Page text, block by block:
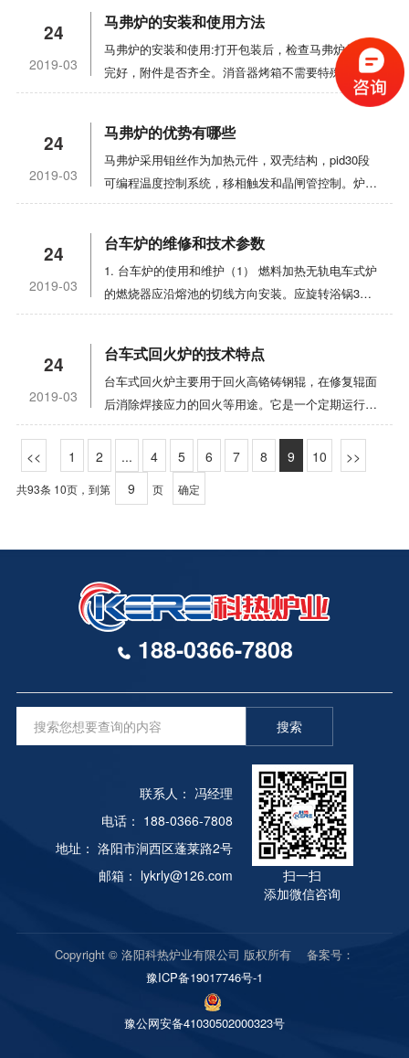
空气氛炉炉门。注意充大气进去前,应关闭真空计开
关,防止真空计老化。当温度高于400℃时，不得急
剧冷却。对于真空加热元件在温度高、真空度不好以
及冷热变化大情况下，容易引起氧化。对于钼加热
炉，正常使用维护中注意应冷却到200℃以下方可停
送保护氮气。80℃以下才能打开炉门。 7、冷却
系统是高温真空气氛炉的重要部分。冷却水路应保持
畅透，否则水温升高造成停机。这是高温真空气氛炉
工作时常披忽视的问题当无人管理时可能会导致高温
理冷却水，目的是保持矿物质呈悬浮态，减少橡皮
管、蛇形管和水套内沉淀物累积，以使水流畅通。这
一般采用一种自动装置来完成，它可以监测水的导电
性，自动补充化学剂，冲冼水路，添加新鲜水。与附
值控制，防止在冷却水系统中多余矿物质沉积。在系
统工作稳定后，应每月一次进行水质试验以防过处理
或欠过理。高温真空气氛炉外壳和热交换器材料的试
验以检查处理的效果。对扩散泵的蛇形管冷却器必须
特别注意。应该经常检查。如果堵塞了，扩散泵将会
过热并丧失功能，而且还进一步引起扩散泵加热器烧
时，将水路同水源断开，排水并用压缩空气吹通或用
热电源，则断偶装置良好，重新接好热电偶后，高温
电炉可正常工作。 6、烘炉，当电炉初次使用或
长期停用后再次使用时，必须进行烘炉。其过程是：
当室温升到200 ℃、4 h时，打开炉门让水蒸气散
发；当200 ℃到600 ℃、4 h时，封闭炉门；当600
℃到800 ℃、2 h时，封闭炉门。 7、使用完
毕，将高温电炉控制面板上的按钮开关关闭，然后切
断总电源开关。
市煤气、天然气、柴油、燃料油和与所用燃料相对应
的焚烧已经被开发出来。 台车式退火炉结构，
加热工艺，台车退火炉的温度控制和气氛将直接影响
加工产品的质量。在铸造加热炉，增加金属的加热温
度可以减少变形阻力，但温度过高会引起晶粒长大、
氧化或过热，严重影响工件的加工质量。在热处理过
突然冷却，钢的硬度和强度加强；如果将钢加热到临
界温度以下的某一点，然后慢慢冷却，钢的硬度减少
外观光滑的工件，或减少金属氧化，以达到保护模
具、减少加工余量的目的，少无氧化加热炉可以选
择。在很少或没有氧化明火加热炉，回收利用气体燃
制备的气氛，可用于气体渗碳、碳氮共渗、光亮淬
火、正火、退火等热处理来达到改变金相安排、改进
的机械性能的目的工件。在移动粒子炉，燃烧气体燃
料或其他流外敷用于流通过石墨颗粒或其他懒在床上
强行颗粒层。埋在颗粒层可将工件加热集中，和无氧
化加热如渗碳和渗氮可以同时进行。在盐浴炉、熔盐
溶液作为加热介质，以阻止工件氧化脱碳。铸造冲天
合金的烧损，减少铁水的氧化速率，从而生产铸铁。
可以当作金属、陶瓷、溶解、分析等高热用。
箱式电阻炉的产品是一定要在高温的条件才能运作
的，所以我们要想的事情是，它必须要经过高温的测
试，当然这个测试并不是任意设备都可以承受的，像
到箱式电阻炉的那种优势能够仍是微不足道的，结果
就算是咱们必须要依赖箱式电阻炉这种设备来进行一
些产品的出产制造。而咱们今天要说的一个话题是与
处理，当然了，为什么箱式电阻炉可以承受高温，可
术结构介绍： 1、外壳选用优质冷轧钢板制成，
表面喷塑技术处置，炉门选用侧开式布局，启闭灵
金丝为加热元件制成螺旋形后，环绕于炉膛四壁之
中，散热时炉温均匀延长了使用寿命。 3、高温
管式电阻炉选用高温燃烧管，以硅碳棒作为加热元件
棒为加热元件，直接在炉膛内装置，热利用率高。
5、本系列电阻炉保温材料选用轻质泡沫保温砖
以及硅酸铝纤维棉，使其蓄热量和导热系数减少致使
炉膛蓄热量大升温时间缩短，表面温升低，空炉损耗
针型、数显型、微电脑多波段控制型看了上面了结构
介绍，相信大家应该对该产品的为什么能够承受高温
有所了解了把，如果还是不懂可以询问一下专家，小
编就写到这个了。
24
2019-03
马弗炉的安装和使用方法
马弗炉的安装和使用:打开包装后，检查马弗炉是否
完好，附件是否齐全。消音器烤箱不需要特殊安装，
可以放置在室内平坦的地板或架子上。控制器应避免
行而引起过热。2. 所述热电偶插入炉内20-50mm，
所述孔与热电偶之间的间隙用石棉绳填充。热电偶好
用补偿线(或绝缘钢芯线)连接到控制上，注意正极和
负极，不要反向连接。3.为了控制主电源，在电源线
和控制器必须可靠接地。4. 使用前，请将温度计指
针调至零位。当使用补偿线和冷端补偿器时，将机械
零位调整到冷端补偿器的参考温度点。不要使用补偿
测点与热电偶冷端之间的温差。5. 检查接线后，将
要的工作温度，然后打开电源。打开电源开关。此
时，温度指示灯亮绿灯，继电器开始工作，电炉通
电，电流表显示电流。随着电炉内部温度的升高，温
度指示指针也逐渐升高，说明系统工作正常。电炉的
加热和恒温由温度指示器的红绿灯指示。绿灯表示加
热，红灯表示恒温。
24
2019-03
马弗炉的优势有哪些
马弗炉采用钼丝作为加热元件，双壳结构，pid30段
可编程温度控制系统，移相触发和晶闸管控制。炉体
由软硬两种碳纤维材料制成，可快速、轻柔地升降。
配有水冷系统。炉子在真空中烧结。炉子采用机械泵
和油扩散泵。同时，它有一个冷阱和一个细胞。该炉
具有体积小、温度场平衡、表面温度低、加热快、价
格优惠、节能等特点。是科研院所和工矿企业真空烧
合金材料、器件、钕铁硼磁性材料、钐钴磁性材料、
储氢合金、活性和难熔金属的真空烧结和时效处理。
该设备基于消化吸收国外设备的优势。改进了，改进
装置。冷却均匀，速度快，炉温均匀性好，泵送能力
用范围:马弗炉主要用于高校和科研机构在真空热压
也由内外两端和法兰组成。中间水冷，固定在炉底，
节高度的位移传感器。2.真空系统:电炉真空系统采
用机械泵和油扩散泵，并配有冷阱和机组。用复合真
空计测量真空度。真空系统还配有排气阀和充气阀，
真空连接软管采用不锈钢金属软管。3.炉体:立式炉
夹套，去除通过冷却水传递到炉壳的热量，使炉壁温
度不超过60 ℃，上下法兰焊接为一体。中间有红外
自动出温装置，红外测温观察孔有玻璃吹防雾装置，
并有操作人员使用的观察孔挡板。4.炉盖:由内外封
头和法兰组成。中间水冷炉盖悬挂在开闭机构上。平
板动作启动机构上的手柄可以将炉盖抬起10-15毫
米。盖子有头部和压力。传感器、排气隔膜阀和炉盖
24
2019-03
台车炉的维修和技术参数
1. 台车炉的使用和维护（1） 燃料加热无轨电车式炉
的燃烧器应沿熔池的切线方向安装。应旋转浴锅30-
40°每一定时间（像每周），以防止浴锅局部过热和
炉板之间应使用耐火水泥或石棉垫片，防止熔盐进入
熔炉。不适宜用燃料加热硝酸盐炉，防止炉管燃烧后
炭黑与硝酸盐相互作用导致的爆炸。（3） 手推车式
炉底应设置盐孔，在发生事故时排放熔盐，并用适当
的材料堵塞。（4） 分别使用两个热电偶测量盐浴和
加热元件附近的炉温。2. 电极盐浴炉的主要技术使
用和维护（1） 新购买或修理的电极盐浴炉应干燥。
地。铜带应与电极手柄良好接触。检查电解电池、电
极、电极手柄、变压器和水冷却装置有无泄漏和短
路。清洁熔炉所有部件上的污垢，如粘性盐和氧化物
垢。（4） 盐液水平应保持在一定高度，以确保工件
（五）电极盐炉因启动困难而关闭时，可以在低档电
源下覆盖在炉口，保持温暖;如果发生长期电源故
障，应移除一些盐溶液并安装启动设备。（6） 避免
工件落入熔池，使工件短路。如果发生电源故障，应
拉出掉入熔炉的工件。工件应与电极、熔池侧壁、炉
底和液位保持距离。（7） 应使用自动温度控制装
置。（8） 应注意变压器的运行。不允许过载，不允
许漏油，铁芯不允许过热或油温过高。
24
2019-03
台车式回火炉的技术特点
台车式回火炉主要用于回火高铬铸钢辊，在修复辊面
后消除焊接应力的回火等用途。它是一个定期运行的
节温炉。采用微机过程曲线自动温度控制柜，能够自
动、准确地执行节温过程曲线。通过炉体和滑车的自
封机制，减少无轨电车式炉的热对流损耗，实现了无
轨电车型炉的保温性能。回火无轨电车炉采用多区加
炉内由带状加热元件加热。2. 高压离心风扇可用于
炉顶部，通过导风器的内盖来回循环炉内气流，使炉
温均匀。偏心轴向风扇还可用于使空气在炉子中回转
运动，以达到炉内温度均匀的目标。3. 炉内衬采用
原理自重加压密封炉口。5. 手推车通过电动环状销
轮减流器在内部和外部轨道上移动，并配有一套或多
组驱动轮和相应的从车轮。ZG30CR18mm2合金钢
铸炉的底板覆盖在底部加热元件上。块之间的上部开
口堆叠在一起，以确保刻度不会落入加热元件的凹槽
中。7. 采用PID智能零交叉接触晶闸管。程序员可以
通过与计算机的 485 通信接口进行远程控制。群集
控制。没有纸张记录器，有纸张记录器和过热报警功
1 2 ... 4 5 6 7 8 9 10
共93条 10页，到第 页 确定
188-0366-7808
搜索
联系人： 冯经理
电话： 188-0366-7808
地址： 洛阳市涧西区蓬莱路2号
邮箱： lykrly@126.com
扫一扫
添加微信咨询
Copyright © 洛阳科热炉业有限公司 版权所有 备案号：
豫ICP备19017746号-1
豫公网安备41030502000323号